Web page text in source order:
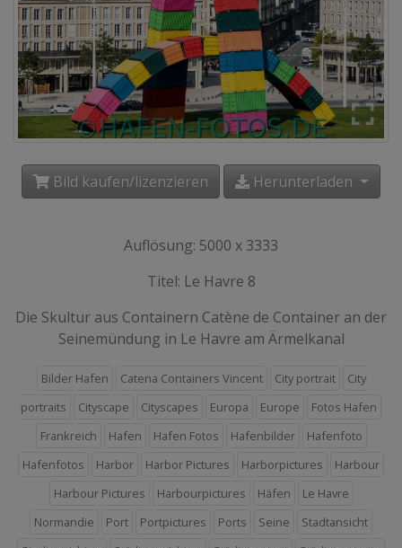
Bild kaufen/lizenzieren Herunterladen
Auflösung: 5000 x 3333
Titel: Le Havre 8
Die Skultur aus Containern Catène de Container an der
Seinemündung in Le Havre am Ärmelkanal
Bilder Hafen Catena Containers Vincent City portrait
City
portraits
Cityscape Cityscapes Europa Europe
Fotos Hafen
Frankreich
Hafen Hafen Fotos Hafenbilder
Hafenfoto
Hafenfotos
Harbor Harbor Pictures Harborpictures
Harbour
Harbour Pictures
Harbourpictures Häfen
Le Havre
Normandie
Port Portpictures Ports Seine
Stadtansicht